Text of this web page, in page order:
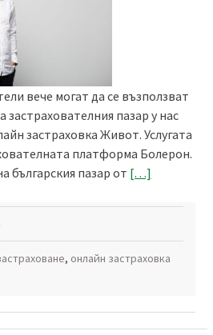
вече могат да се възползват
пазар у нас
застраховка Живот. Услугата
платформа Болерон.
българския пазар от […]
, онлайн застраховка